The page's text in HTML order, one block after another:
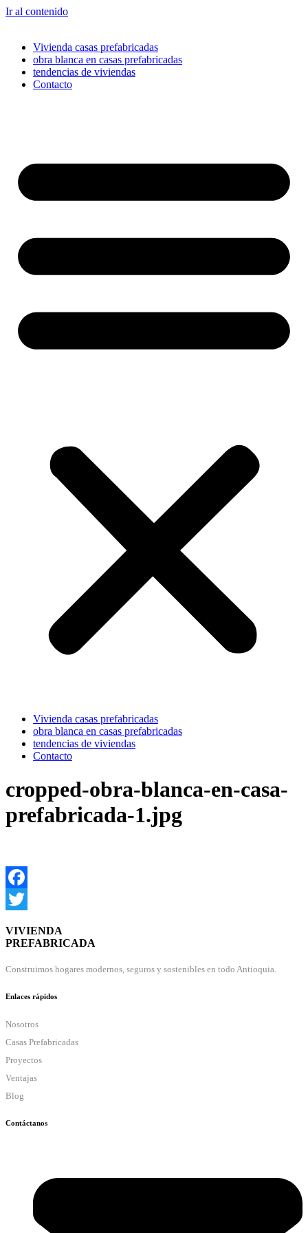
Ir al contenido
Vivienda casas prefabricadas
obra blanca en casas prefabricadas
tendencias de viviendas
Contacto
Vivienda casas prefabricadas
obra blanca en casas prefabricadas
tendencias de viviendas
Contacto
cropped-obra-blanca-en-casa-
prefabricada-1.jpg
Facebook
VIVIENDA
PREFABRICADA
Construimos hogares modernos, seguros y sostenibles en todo Antioquia.
Enlaces rápidos
Nosotros
Casas Prefabricadas
Proyectos
Ventajas
Blog
Contáctanos